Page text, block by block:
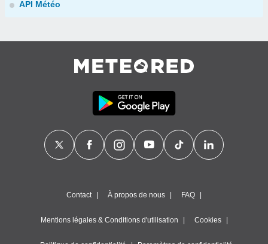
API Météo
Contact À propos de nous FAQ
Mentions légales & Conditions d'utilisation Cookies